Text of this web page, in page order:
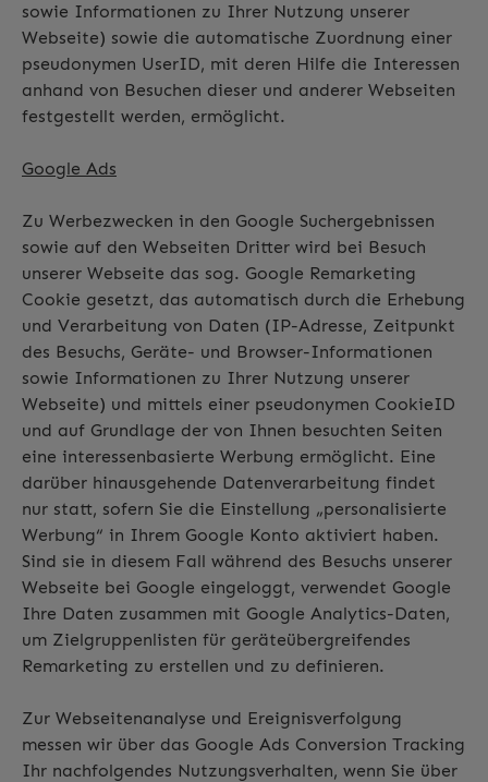
sowie Informationen zu Ihrer Nutzung unserer
Webseite) sowie die automatische Zuordnung einer
pseudonymen UserID, mit deren Hilfe die Interessen
anhand von Besuchen dieser und anderer Webseiten
festgestellt werden, ermöglicht.
Google Ads
Zu Werbezwecken in den Google Suchergebnissen
sowie auf den Webseiten Dritter wird bei Besuch
unserer Webseite das sog. Google Remarketing
Cookie gesetzt, das automatisch durch die Erhebung
und Verarbeitung von Daten (IP-Adresse, Zeitpunkt
des Besuchs, Geräte- und Browser-Informationen
sowie Informationen zu Ihrer Nutzung unserer
Webseite) und mittels einer pseudonymen CookieID
und auf Grundlage der von Ihnen besuchten Seiten
eine interessenbasierte Werbung ermöglicht. Eine
darüber hinausgehende Datenverarbeitung findet
nur statt, sofern Sie die Einstellung „personalisierte
Werbung“ in Ihrem Google Konto aktiviert haben.
Sind sie in diesem Fall während des Besuchs unserer
Webseite bei Google eingeloggt, verwendet Google
Ihre Daten zusammen mit Google Analytics-Daten,
um Zielgruppenlisten für geräteübergreifendes
Remarketing zu erstellen und zu definieren.
Zur Webseitenanalyse und Ereignisverfolgung
messen wir über das Google Ads Conversion Tracking
Ihr nachfolgendes Nutzungsverhalten, wenn Sie über